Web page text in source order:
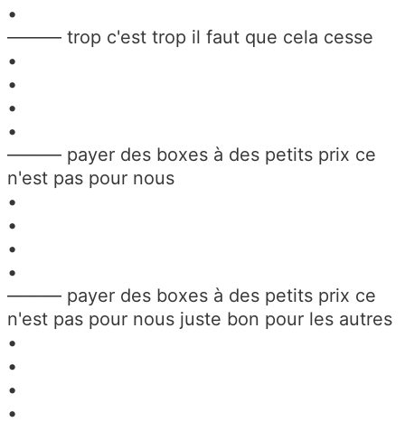
•
——— trop c'est trop il faut que cela cesse
•
•
•
•
——— payer des boxes à des petits prix ce
n'est pas pour nous
•
•
•
•
——— payer des boxes à des petits prix ce
n'est pas pour nous juste bon pour les autres
•
•
•
•